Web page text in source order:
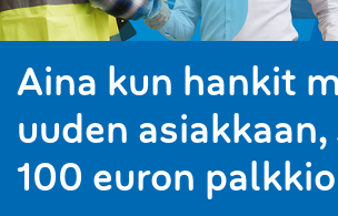
Aina kun hankit
uuden
100 euron